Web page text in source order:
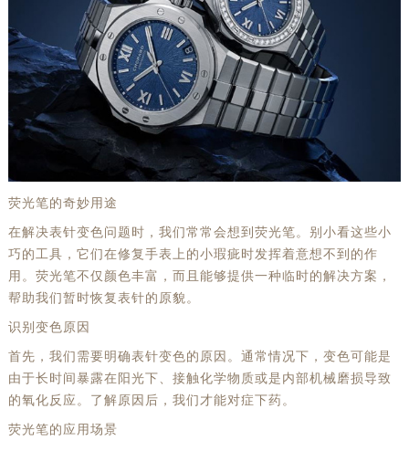
荧光笔的奇妙用途
在解决表针变色问题时，我们常常会想到荧光笔。别小看这些小
巧的工具，它们在修复手表上的小瑕疵时发挥着意想不到的作
用。荧光笔不仅颜色丰富，而且能够提供一种临时的解决方案，
帮助我们暂时恢复表针的原貌。
识别变色原因
首先，我们需要明确表针变色的原因。通常情况下，变色可能是
由于长时间暴露在阳光下、接触化学物质或是内部机械磨损导致
的氧化反应。了解原因后，我们才能对症下药。
荧光笔的应用场景